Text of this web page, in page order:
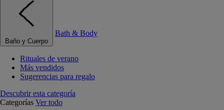
Baño y Cuerpo
Bath & Body
Rituales de verano
Más vendidos
Sugerencias para regalo
Descubrir esta categoría
Categorías Ver todo